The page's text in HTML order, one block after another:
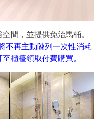
間，並提供免治馬桶。
不再主動陳列一次性消耗
櫃檯領取付費購買。